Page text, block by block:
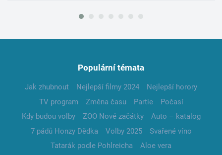
Populární témata
Jak zhubnout Nejlepší filmy 2024
Nejlepší horory
TV program
Změna času Partie
Počasí
Kdy budou volby
ZOO Nové začátky
Auto – katalog
7 pádů Honzy Dědka
Volby 2025
Svařené víno
Tatarák podle Pohlreicha
Aloe vera